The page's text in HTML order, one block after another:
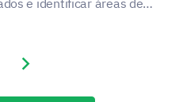
e identificar áreas de
slide
Next slide